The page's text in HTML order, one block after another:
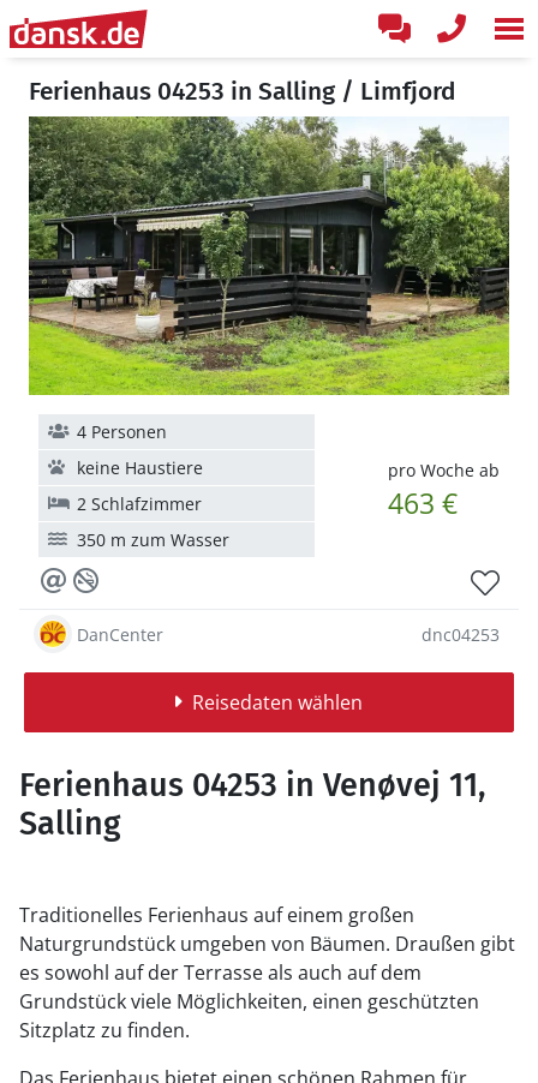
Ferienhaus 04253 in Salling / Limfjord
pro Woche ab
463 €
4 Personen
keine Haustiere
2 Schlafzimmer
350 m zum Wasser
DanCenter dnc04253
Reisedaten wählen
Ferienhaus 04253 in Venøvej 11,
Salling
Traditionelles Ferienhaus auf einem großen
Naturgrundstück umgeben von Bäumen. Draußen gibt
es sowohl auf der Terrasse als auch auf dem
Grundstück viele Möglichkeiten, einen geschützten
Sitzplatz zu finden.